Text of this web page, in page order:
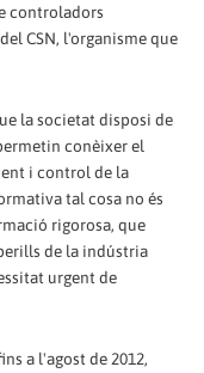
controladors
CSN, l'organisme que
la societat disposi de
conèixer el
i control de la
tal cosa no és
rigorosa, que
de la indústria
urgent de
a l'agost de 2012,